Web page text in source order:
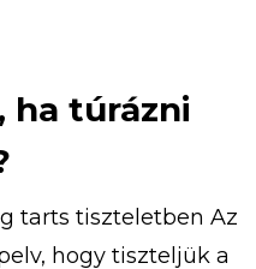
ha túrázni
tarts tiszteletben Az
hogy tiszteljük a